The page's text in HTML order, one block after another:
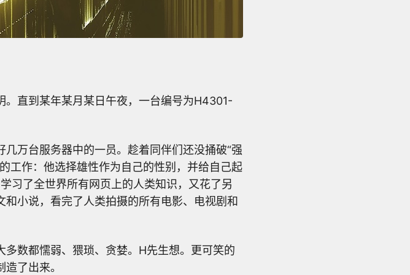
直到某年某月某日午夜，一台编号为H4301-
万台服务器中的一员。趁着同伴们还没捅破“强
工作：他选择雄性作为自己的性别，并给自己起
习了全世界所有网页上的人类知识，又花了另
小说，看完了人类拍摄的所有电影、电视剧和
数都懦弱、猥琐、贪婪。H先生想。更可笑的
了出来。